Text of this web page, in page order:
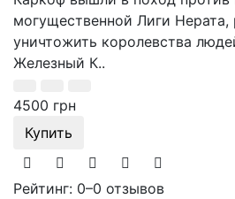
могущественной Лиги Нерата,
уничтожить королевства
Железный К..
4500 грн
Купить
Рейтинг: 0–0 отзывов